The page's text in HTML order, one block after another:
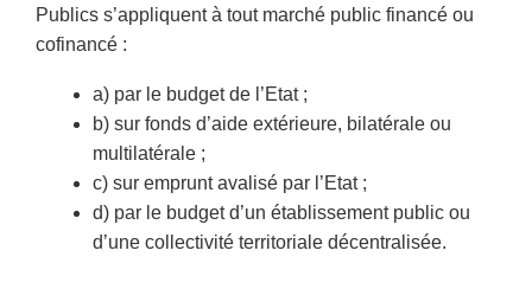
Publics s’appliquent à tout marché public financé ou
cofinancé :
a) par le budget de l’Etat ;
b) sur fonds d’aide extérieure, bilatérale ou
multilatérale ;
c) sur emprunt avalisé par l’Etat ;
d) par le budget d’un établissement public ou
d’une collectivité territoriale décentralisée.